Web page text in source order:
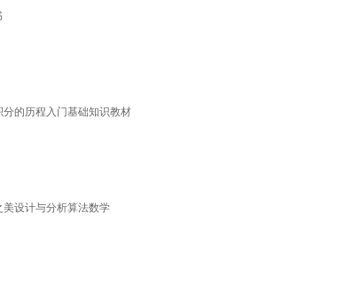
分的历程入门基础知识教材
设计与分析算法数学